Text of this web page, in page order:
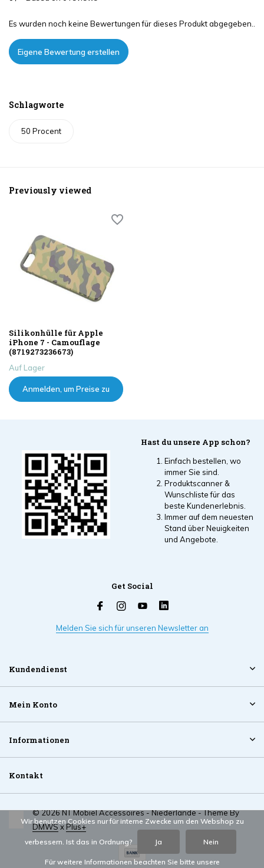
Es wurden noch keine Bewertungen für dieses Produkt abgegeben..
Eigene Bewertung erstellen
Schlagworte
50 Procent
Previously viewed
Silikonhülle für Apple
iPhone 7 - Camouflage
(8719273236673)
Auf Lager
Anmelden, um Preise zu
Hast du unsere App schon?
Einfach bestellen, wo
immer Sie sind.
Produktscanner &
Wunschliste für das
beste Kundenerlebnis.
Immer auf dem neuesten
Stand über Neuigkeiten
und Angebote.
Get Social
Melden Sie sich für unseren Newsletter an
Kundendienst
Mein Konto
Informationen
Kontakt
© 2026 NT Mobiel Accessoires - Niederlande - Theme By
DMWSxPlus+
Wir benutzen Cookies nur für interne Zwecke um den Webshop zu
verbessern. Ist das in Ordnung? Ja Nein
Für weitere Informationen beachten Sie bitte unsere